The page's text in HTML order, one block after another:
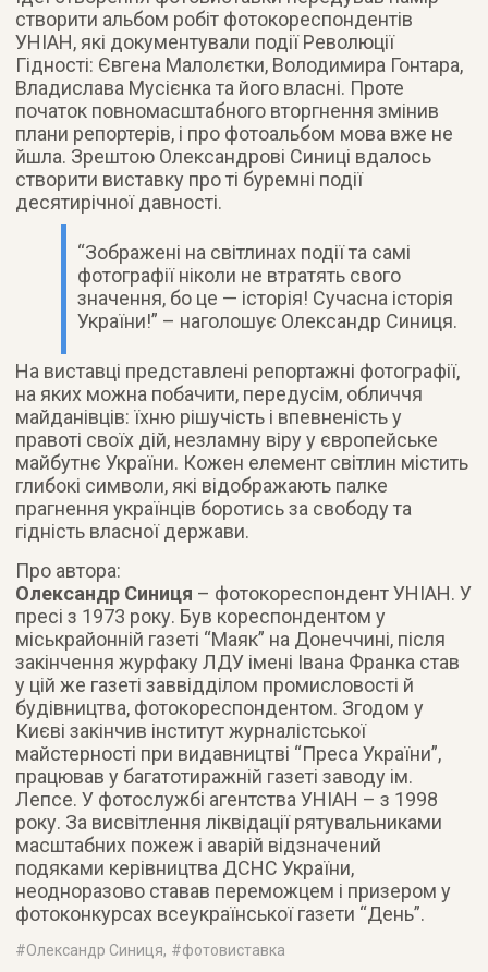
створити альбом робіт фотокореспондентів
УНІАН, які документували події Революції
Гідності: Євгена Малолєтки, Володимира Гонтара,
Владислава Мусієнка та його власні. Проте
початок повномасштабного вторгнення змінив
плани репортерів, і про фотоальбом мова вже не
йшла. Зрештою Олександрові Синиці вдалось
створити виставку про ті буремні події
десятирічної давності.
“Зображені на світлинах події та самі
фотографії ніколи не втратять свого
значення, бо це — історія! Сучасна історія
України!” – наголошує Олександр Синиця.
На виставці представлені репортажні фотографії,
на яких можна побачити, передусім, обличчя
майданівців: їхню рішучість і впевненість у
правоті своїх дій, незламну віру у європейське
майбутнє України. Кожен елемент світлин містить
глибокі символи, які відображають палке
прагнення українців боротись за свободу та
гідність власної держави.
Про автора:
Олександр Синиця – фотокореспондент УНІАН. У
пресі з 1973 року. Був кореспондентом у
міськрайонній газеті “Маяк” на Донеччині, після
закінчення журфаку ЛДУ імені Івана Франка став
у цій же газеті заввідділом промисловості й
будівництва, фотокореспондентом. Згодом у
Києві закінчив інститут журналістської
майстерності при видавництві “Преса України”,
працював у багатотиражній газеті заводу ім.
Лепсе. У фотослужбі агентства УНІАН – з 1998
року. За висвітлення ліквідації рятувальниками
масштабних пожеж і аварій відзначений
подяками керівництва ДСНС України,
неодноразово ставав переможцем і призером у
фотоконкурсах всеукраїнської газети “День”.
#Олександр Синиця, #фотовиставка